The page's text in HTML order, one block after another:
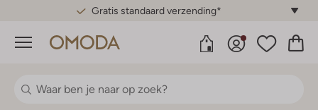
Gratis standaard verzending*
Menu